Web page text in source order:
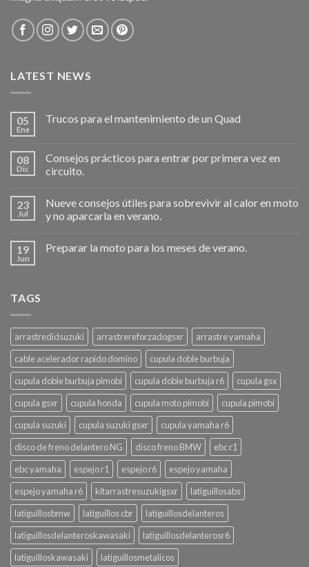
LATEST NEWS
05
Ene
Trucos para el mantenimiento de un Quad
08
Dic
Consejos prácticos para entrar por primera vez en
circuito.
23
Jul
Nueve consejos útiles para sobrevivir al calor en moto
y no aparcarla en verano.
19
Jun
Preparar la moto para los meses de verano.
TAGS
arrastredidsuzuki arrastrereforzadogsxr
arrastre yamaha
cable acelerador rapido domino
cupula doble burbuja
cupula doble burbuja pimobi
cupula doble burbuja r6
cupula gsx
cupula gsxr
cupula honda cupula moto pimobi
cupula pimobi
cupula suzuki
cupula suzuki gsxr
cupula yamaha r6
disco de freno delantero NG
disco freno BMW
ebc r1
ebc yamaha
espejo r1 espejo r6
espejo yamaha
espejo yamaha r6
kitarrastresuzukigsxr
latiguillosabs
latiguillosbmw
latiguillos cbr
latiguillosdelanteros
latiguillosdelanteroskawasaki
latiguillosdelanterosr6
latiguilloskawasaki
latiguillosmetalicos